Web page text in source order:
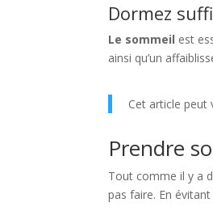
Dormez
Le sommeil est
ainsi qu’un
Cet article
Prendre
Tout comme il y a
pas faire. En